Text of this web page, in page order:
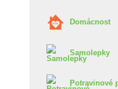
Domácnost
Samolepky
Potravinové